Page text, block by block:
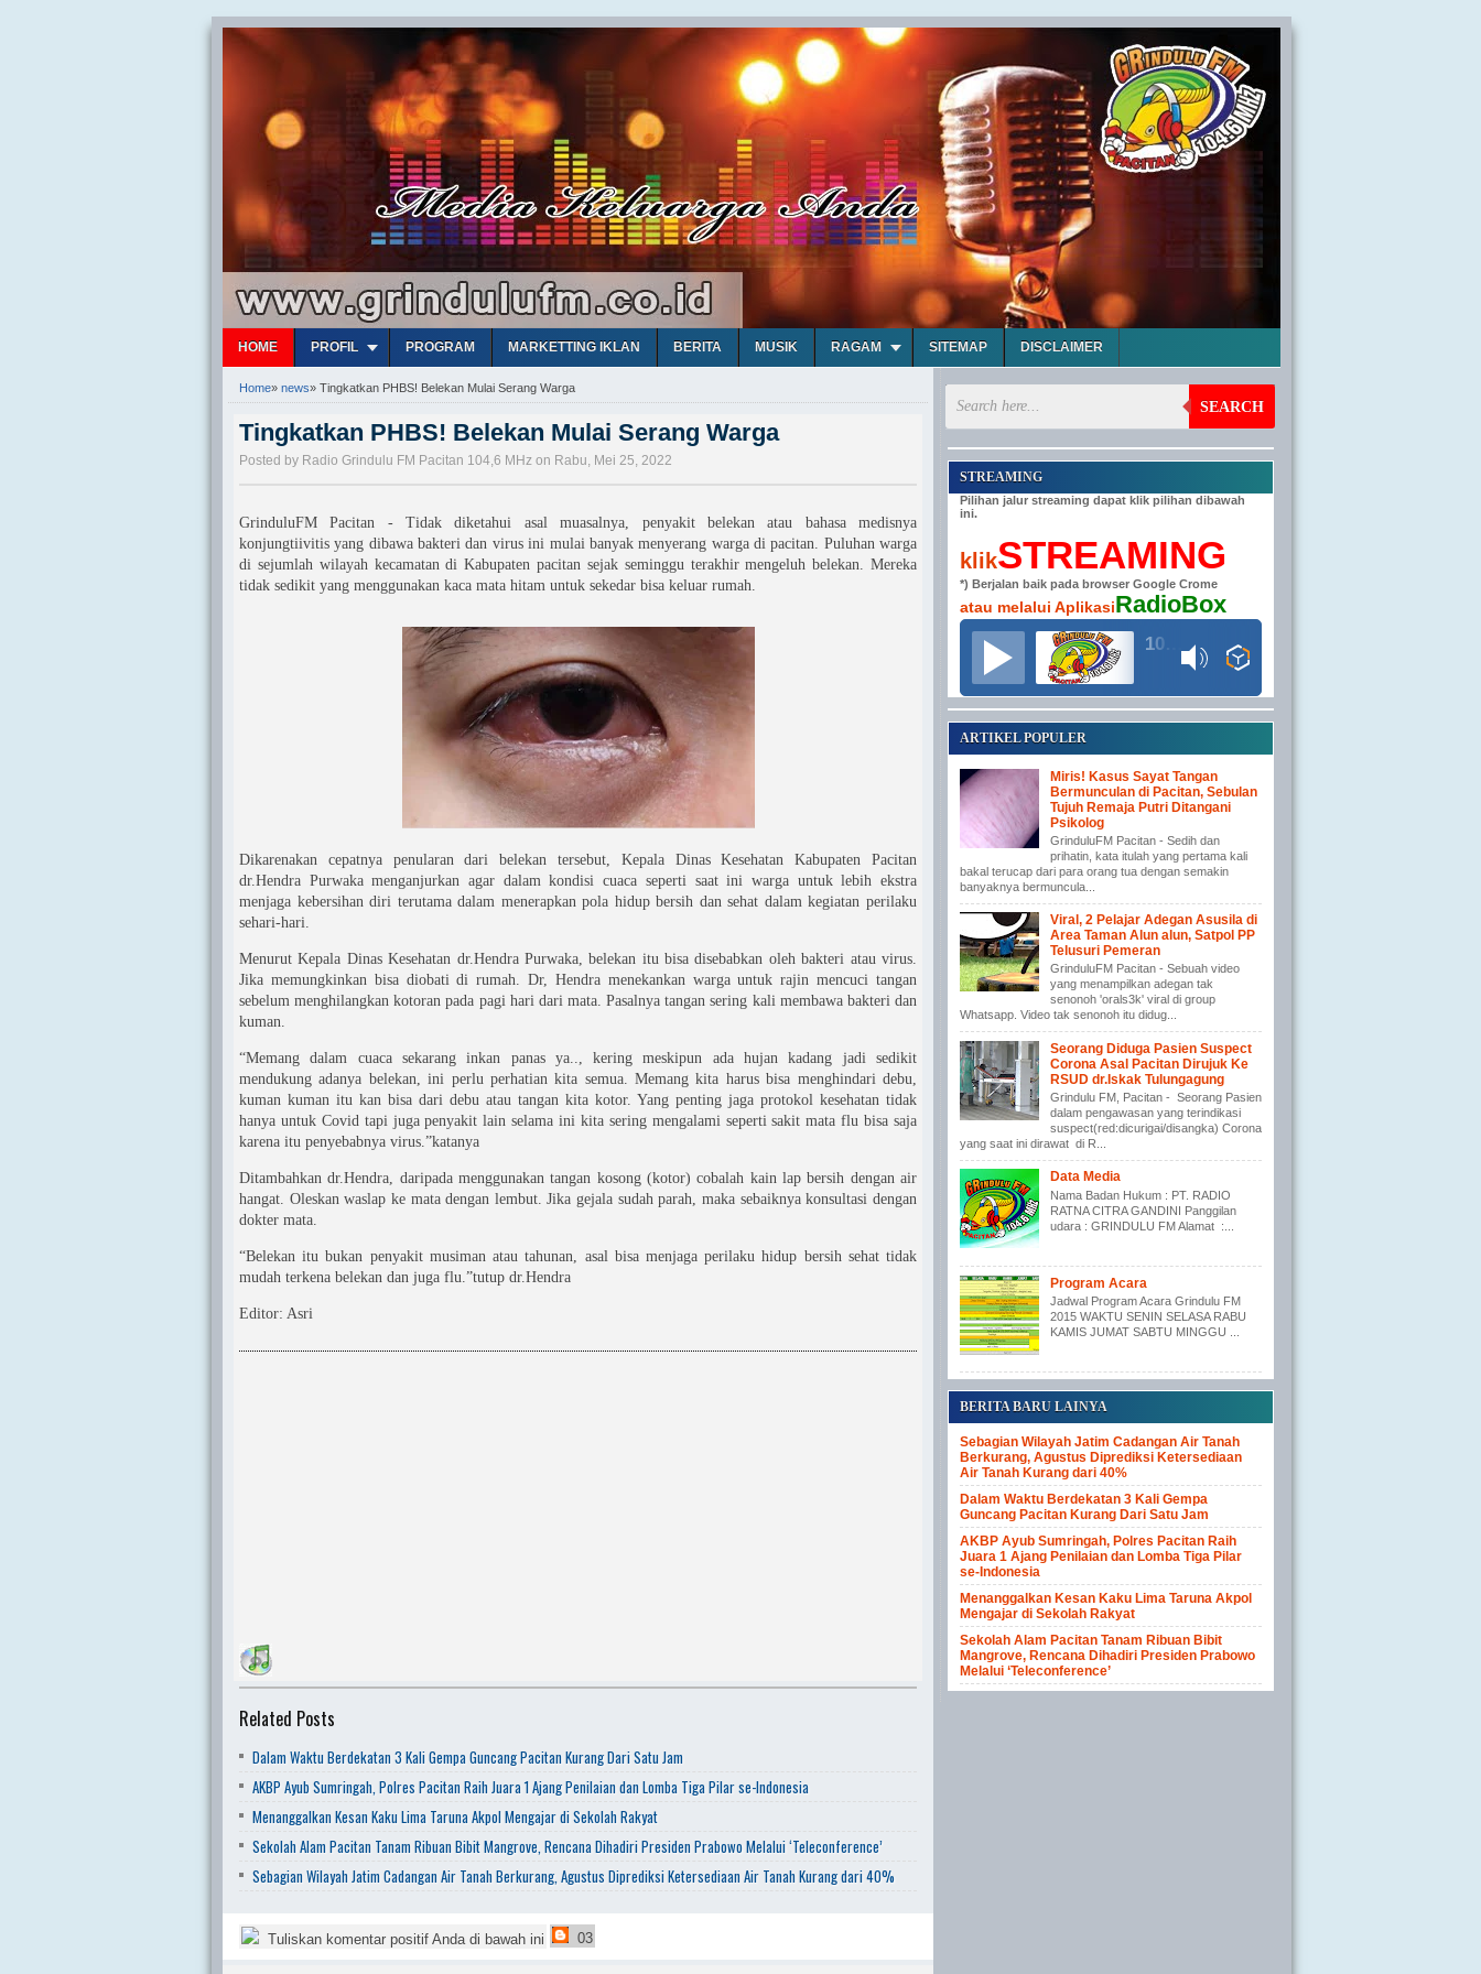
HOME PROFIL PROGRAM MARKETTING IKLAN BERITA MUSIK RAGAM SITEMAP DISCLAIMER
Home» news» Tingkatkan PHBS! Belekan Mulai Serang Warga
Tingkatkan PHBS! Belekan Mulai Serang Warga
Posted by Radio Grindulu FM Pacitan 104,6 MHz on Rabu, Mei 25, 2022
GrinduluFM Pacitan - Tidak diketahui asal muasalnya, penyakit belekan atau bahasa medisnya
konjungtiivitis yang dibawa bakteri dan virus ini mulai banyak menyerang warga di pacitan. Puluhan warga
di sejumlah wilayah kecamatan di Kabupaten pacitan sejak seminggu terakhir mengeluh belekan. Mereka
tidak sedikit yang menggunakan kaca mata hitam untuk sekedar bisa keluar rumah.
Dikarenakan cepatnya penularan dari belekan tersebut, Kepala Dinas Kesehatan Kabupaten Pacitan
dr.Hendra Purwaka menganjurkan agar dalam kondisi cuaca seperti saat ini warga untuk lebih ekstra
menjaga kebersihan diri terutama dalam menerapkan pola hidup bersih dan sehat dalam kegiatan perilaku
sehari-hari.
Menurut Kepala Dinas Kesehatan dr.Hendra Purwaka, belekan itu bisa disebabkan oleh bakteri atau virus.
Jika memungkinkan bisa diobati di rumah. Dr, Hendra menekankan warga untuk rajin mencuci tangan
sebelum menghilangkan kotoran pada pagi hari dari mata. Pasalnya tangan sering kali membawa bakteri dan
kuman.
“Memang dalam cuaca sekarang inkan panas ya.., kering meskipun ada hujan kadang jadi sedikit
mendukung adanya belekan, ini perlu perhatian kita semua. Memang kita harus bisa menghindari debu,
kuman kuman itu kan bisa dari debu atau tangan kita kotor. Yang penting jaga protokol kesehatan tidak
hanya untuk Covid tapi juga penyakit lain selama ini kita sering mengalami seperti sakit mata flu bisa saja
karena itu penyebabnya virus.”katanya
Ditambahkan dr.Hendra, daripada menggunakan tangan kosong (kotor) cobalah kain lap bersih dengan air
hangat. Oleskan waslap ke mata dengan lembut. Jika gejala sudah parah, maka sebaiknya konsultasi dengan
dokter mata.
“Belekan itu bukan penyakit musiman atau tahunan, asal bisa menjaga perilaku hidup bersih sehat tidak
mudah terkena belekan dan juga flu.”tutup dr.Hendra
Editor: Asri
Related Posts
Dalam Waktu Berdekatan 3 Kali Gempa Guncang Pacitan Kurang Dari Satu Jam
AKBP Ayub Sumringah, Polres Pacitan Raih Juara 1 Ajang Penilaian dan Lomba Tiga Pilar se-Indonesia
Menanggalkan Kesan Kaku Lima Taruna Akpol Mengajar di Sekolah Rakyat
Sekolah Alam Pacitan Tanam Ribuan Bibit Mangrove, Rencana Dihadiri Presiden Prabowo Melalui ‘Teleconference’
Sebagian Wilayah Jatim Cadangan Air Tanah Berkurang, Agustus Diprediksi Ketersediaan Air Tanah Kurang dari 40%
Tuliskan komentar positif Anda di bawah ini 03
SEARCH
STREAMING
Pilihan jalur streaming dapat klik pilihan dibawah
ini.
klikSTREAMING
*) Berjalan baik pada browser Google Crome
atau melalui AplikasiRadioBox
ARTIKEL POPULER
Miris! Kasus Sayat Tangan
Bermunculan di Pacitan, Sebulan
Tujuh Remaja Putri Ditangani
Psikolog
GrinduluFM Pacitan - Sedih dan
prihatin, kata itulah yang pertama kali
bakal terucap dari para orang tua dengan semakin
banyaknya bermuncula...
Viral, 2 Pelajar Adegan Asusila di
Area Taman Alun alun, Satpol PP
Telusuri Pemeran
GrinduluFM Pacitan - Sebuah video
yang menampilkan adegan tak
senonoh 'orals3k' viral di group
Whatsapp. Video tak senonoh itu didug...
Seorang Diduga Pasien Suspect
Corona Asal Pacitan Dirujuk Ke
RSUD dr.Iskak Tulungagung
Grindulu FM, Pacitan - Seorang Pasien
dalam pengawasan yang terindikasi
suspect(red:dicurigai/disangka) Corona
yang saat ini dirawat di R...
Data Media
Nama Badan Hukum : PT. RADIO
RATNA CITRA GANDINI Panggilan
udara : GRINDULU FM Alamat :...
Program Acara
Jadwal Program Acara Grindulu FM
2015 WAKTU SENIN SELASA RABU
KAMIS JUMAT SABTU MINGGU ...
BERITA BARU LAINYA
Sebagian Wilayah Jatim Cadangan Air Tanah
Berkurang, Agustus Diprediksi Ketersediaan
Air Tanah Kurang dari 40%
Dalam Waktu Berdekatan 3 Kali Gempa
Guncang Pacitan Kurang Dari Satu Jam
AKBP Ayub Sumringah, Polres Pacitan Raih
Juara 1 Ajang Penilaian dan Lomba Tiga Pilar
se-Indonesia
Menanggalkan Kesan Kaku Lima Taruna Akpol
Mengajar di Sekolah Rakyat
Sekolah Alam Pacitan Tanam Ribuan Bibit
Mangrove, Rencana Dihadiri Presiden Prabowo
Melalui ‘Teleconference’